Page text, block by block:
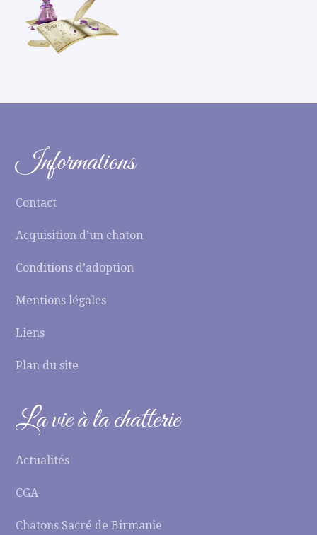
Informations
Contact
Acquisition d’un chaton
Conditions d’adoption
Mentions légales
Liens
Plan du site
La vie à la chatterie
Actualités
CGA
Chatons Sacré de Birmanie